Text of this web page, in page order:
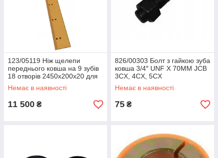
123/05119 Ніж щелепи
переднього ковша на 9 зубів
18 отворів 2450х200х20 для
JCB 3CX 4CX
Немає в наявності
11 500 ₴
826/00303 Болт з гайкою зуба
ковша 3/4″ UNF X 70MM JCB
3CX, 4CX, 5CX
Немає в наявності
75 ₴